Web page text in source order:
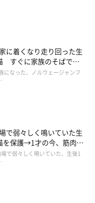
だ…♡ どこを見ている
ゃう！
ヒモをかすっただけでキ
に着くなり走り回った生
すぐに家族のそばで落
えてよかった」
になった、ノルウェージャンフ
で弱々しく鳴いていた生
を保護→1才の今、筋肉質
に成長
で弱々しく鳴いていた、生後1